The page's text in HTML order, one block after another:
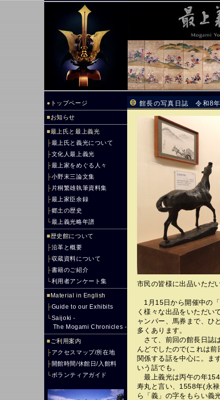
● トップページ
■お知らせ
■最上氏と最上義光
├最上氏と義光について
├文化人最上義光
├最上家をめぐる人々
├小野末三論文集
├ 片桐繁雄執筆資料集
├最上家臣余録
├郷土の歴史
└最上義光略年譜
■歴史館について
├沿革と概要
├収蔵資料について
├書籍のご紹介
└利用者アンケート集
■ Material in English
├Guide to our Exhibits
└Saijoki -
The Mogami Chronicles -
■ご利用案内
├アクセスマップ/所在地
├開館時間/休館日/入館料
└ボランティアガイド
館長の写真日誌 令和8
市民の皆様に出品いただ
1月15日から開催中の
く様々な出品をいただい
ャンパー、馬券まで、ひ
多くあります。
さて、前回の館長日誌
んどでしたので(これは
関係する話を中心に。ま
いう話でも。
最上義光は丙午の年
寿丸と言い、1558年(永
ら「義」の字をもらい義